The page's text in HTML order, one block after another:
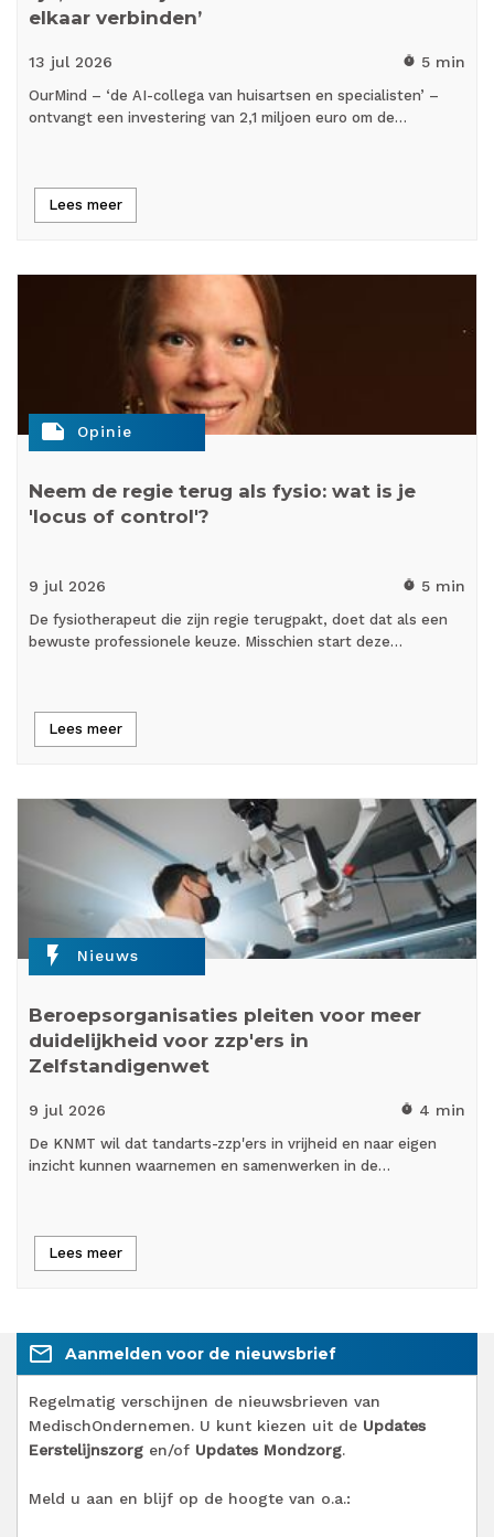
elkaar verbinden’
13 jul 2026 timer 5 min
OurMind – ‘de AI-collega van huisartsen en specialisten’ –
ontvangt een investering van 2,1 miljoen euro om de…
Lees meer
note Opinie
Neem de regie terug als fysio: wat is je
'locus of control'?
9 jul 2026 timer 5 min
De fysiotherapeut die zijn regie terugpakt, doet dat als een
bewuste professionele keuze. Misschien start deze…
Lees meer
flash_on Nieuws
Beroepsorganisaties pleiten voor meer
duidelijkheid voor zzp'ers in
Zelfstandigenwet
9 jul 2026 timer 4 min
De KNMT wil dat tandarts-zzp'ers in vrijheid en naar eigen
inzicht kunnen waarnemen en samenwerken in de…
Lees meer
mail_outline Aanmelden voor de nieuwsbrief
Regelmatig verschijnen de nieuwsbrieven van
MedischOndernemen. U kunt kiezen uit de Updates
Eerstelijnszorg en/of Updates Mondzorg.
Meld u aan en blijf op de hoogte van o.a.: